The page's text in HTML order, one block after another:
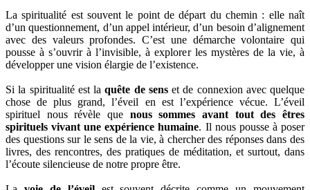
La spiritualité est souvent le point de départ du chemin : elle naît
d’un questionnement, d’un appel intérieur, d’un besoin d’alignement
avec des valeurs profondes. C’est une démarche volontaire qui
pousse à s’ouvrir à l’invisible, à explorer les mystères de la vie, à
développer une vision élargie de l’existence.
Si la spiritualité est laquête de senset de connexion avec quelque
chose de plus grand, l’éveil en est l’expérience vécue. L’éveil
spirituel nous révèle que nous sommes avant tout des êtres
spirituels vivant une expérience humaine. Il nous pousse à poser
des questions sur le sens de la vie, à chercher des réponses dans des
livres, des rencontres, des pratiques de méditation, et surtout, dans
l’écoute silencieuse de notre propre être.